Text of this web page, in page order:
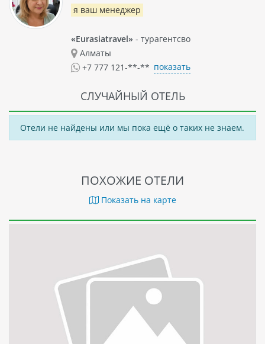
я ваш менеджер
«Eurasiatravel» - турагентсво
Алматы
+7 777 121-**-** показать
СЛУЧАЙНЫЙ ОТЕЛЬ
Отели не найдены или мы пока ещё о таких не знаем.
ПОХОЖИЕ ОТЕЛИ
Показать на карте